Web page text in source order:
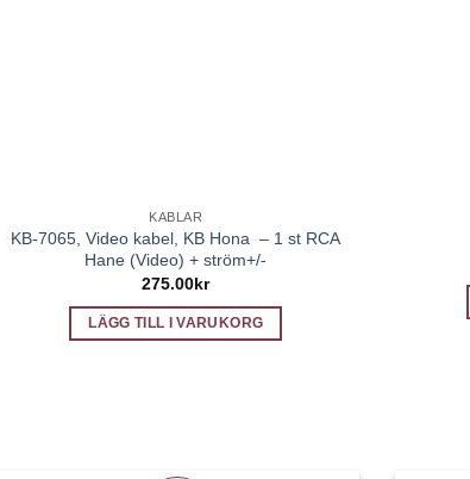
KABLAR
KB-7065, Video kabel, KB Hona – 1 st RCA
Hane (Video) + ström+/-
275.00kr
LÄGG TILL I VARUKORG